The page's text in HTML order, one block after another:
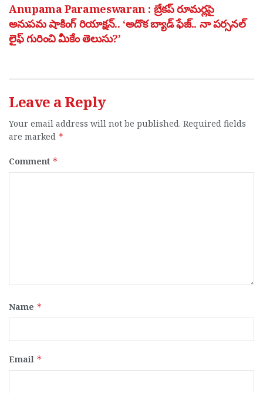
Anupama Parameswaran : బ్రేకప్ రూమర్లపై
అనుపమ షాకింగ్ రియాక్షన్.. ‘అదొక బ్యాడ్ ఫేజ్.. నా పర్సనల్
లైఫ్ గురించి మీకేం తెలుసు?’
Leave a Reply
Your email address will not be published. Required fields
are marked *
Comment *
Name *
Email *